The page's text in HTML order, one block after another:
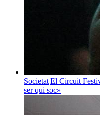
Societat El Circuit
ser qui soc»